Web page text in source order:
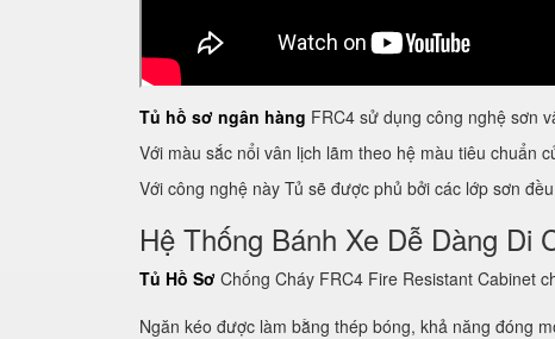
Tủ hồ sơ ngân hàng FRC4 sử dụng công nghệ sơn
Với màu sắc nổi vân lịch lãm theo hệ màu tiêu chuẩn
Với công nghệ này Tủ sẽ được phủ bởi các lớp sơn
Hệ Thống Bánh Xe Dễ Dàng Di
Tủ Hồ Sơ Chống Cháy FRC4 Fire Resistant Cabinet
Ngăn kéo được làm bằng thép bóng, khả năng đóng